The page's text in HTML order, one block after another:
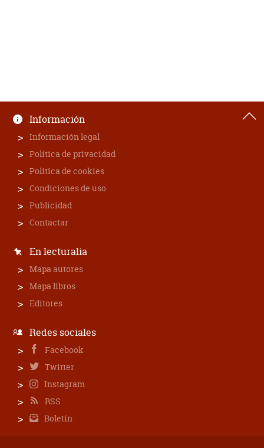
Información
Información legal
Política de privacidad
Política de cookies
Condiciones de uso
Publicidad
Contactar
En lecturalia
Mapa autores
Mapa libros
Editores
Redes sociales
Facebook
Twitter
Instagram
RSS
Boletín